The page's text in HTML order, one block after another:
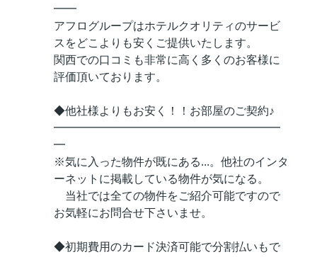
━━
アフログループはホテルクオリティのサービ
スをどこよりも安くご提供いたします。
関西での口コミも非常に高く多くのお客様に
評価頂いております。
◆他社様よりもお安く！！お部屋のご契約♪
━━━━━━━━━━━━━━━━━━━━
━
※気に入った物件が既にある...。他社のインタ
ーネットに掲載している物件が気になる。
当社では全ての物件をご紹介可能ですので
お気軽にお問合せ下さいませ。
◆初期費用のカード決済可能で分割払いもで